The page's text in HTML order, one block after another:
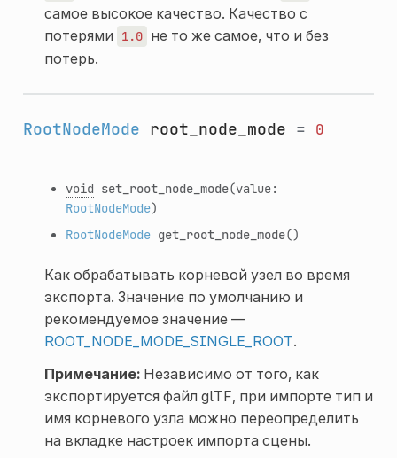
самое высокое качество. Качество с
потерями
1.0 не то же самое, что и без
потерь.
RootNodeMode root_node_mode = 0
void set_root_node_mode(value:
RootNodeMode)
RootNodeMode get_root_node_mode()
Как обрабатывать корневой узел во время
экспорта. Значение по умолчанию и
рекомендуемое значение —
ROOT_NODE_MODE_SINGLE_ROOT.
Примечание:Независимо от того, как
экспортируется файл glTF, при импорте тип и
имя корневого узла можно переопределить
на вкладке настроек импорта сцены.